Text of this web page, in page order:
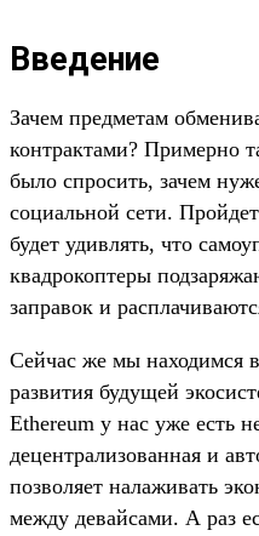
Введение
Зачем предметам
контрактами? Примерно
было спросить, зачем
социальной сети.
будет удивлять, что
квадрокоптеры
заправок и
Сейчас же мы находимся
развития будущей
Ethereum у нас уже есть
децентрализованная и
позволяет налаживать
между девайсами. А раз